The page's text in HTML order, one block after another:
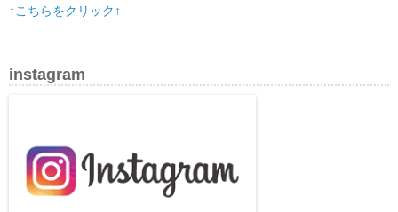
↑こちらをクリック↑
instagram